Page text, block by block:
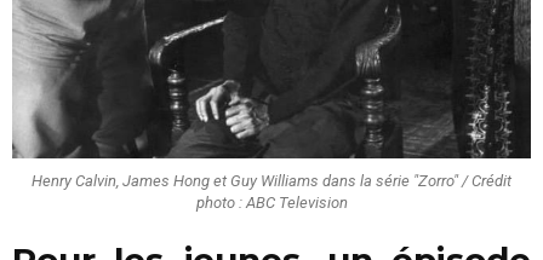
Henry Calvin, James Hong et Guy Williams dans la série "Zorro" / Crédit
photo : ABC Television